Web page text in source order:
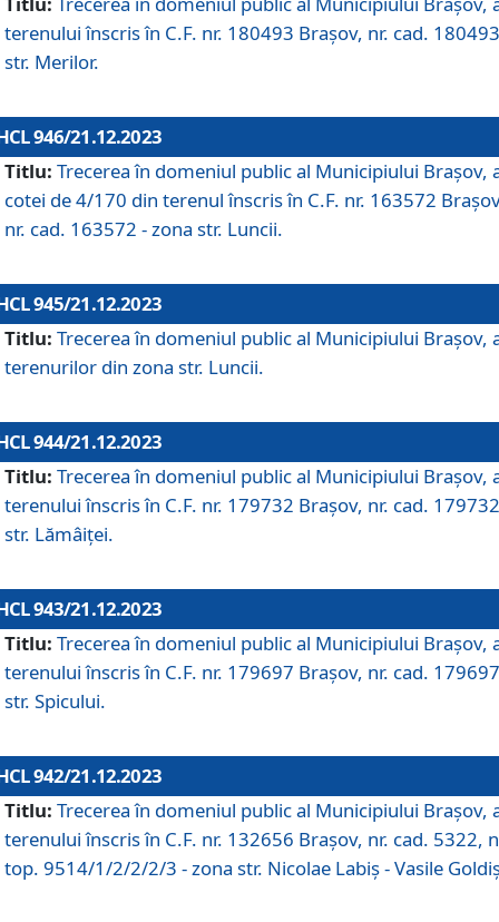
terenului înscris în C.F. nr. 180493 Brașov, nr. cad.
str. Merilor.
946/21.12.2023
Titlu: Trecerea în domeniul public al Municipiului Braşov,
cotei de 4/170 din terenul înscris în C.F. nr. 163572
nr. cad. 163572 - zona str. Luncii.
945/21.12.2023
Titlu: Trecerea în domeniul public al Municipiului Braşov,
terenurilor din zona str. Luncii.
944/21.12.2023
Titlu: Trecerea în domeniul public al Municipiului Braşov,
terenului înscris în C.F. nr. 179732 Brașov, nr. cad.
str. Lămâiței.
943/21.12.2023
Titlu: Trecerea în domeniul public al Municipiului Braşov,
terenului înscris în C.F. nr. 179697 Brașov, nr. cad.
str. Spicului.
942/21.12.2023
Titlu: Trecerea în domeniul public al Municipiului Braşov,
terenului înscris în C.F. nr. 132656 Brașov, nr. cad. 5322,
top. 9514/1/2/2/2/3 - zona str. Nicolae Labiș - Vasile